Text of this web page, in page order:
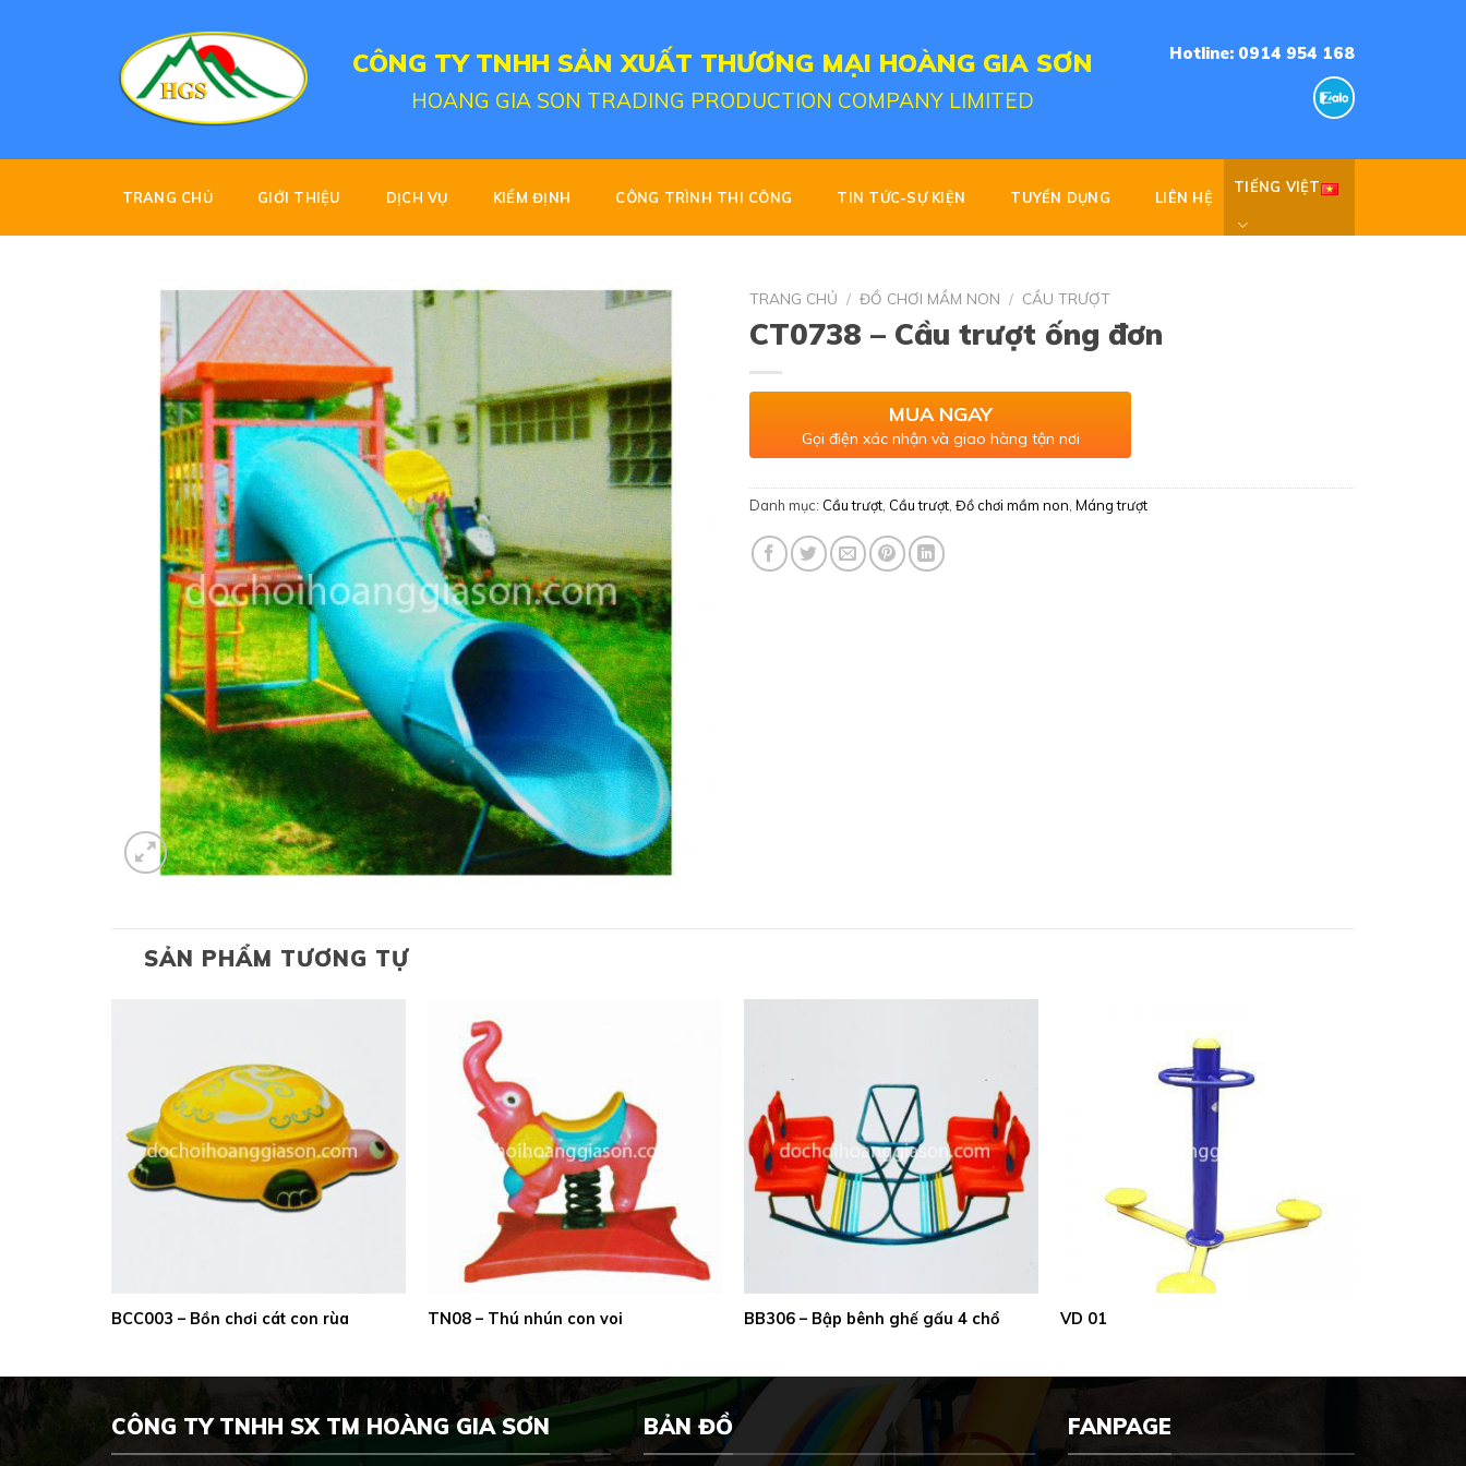
CÔNG TY TNHH SẢN XUẤT THƯƠNG MẠI HOÀNG GIA SƠN
HOANG GIA SON TRADING PRODUCTION COMPANY LIMITED
Hotline: 0914 954 168
TRANG CHỦ GIỚI THIỆU DỊCH VỤ KIỂM ĐỊNH CÔNG TRÌNH THI CÔNG TIN TỨC-SỰ KIỆN TUYỂN DỤNG LIÊN HỆ
TIẾNG VIỆT
TRANG CHỦ / ĐỒ CHƠI MẦM NON / CẦU TRƯỢT
CT0738 – Cầu trượt ống đơn
MUA NGAY
Gọi điện xác nhận và giao hàng tận nơi
Danh mục: Cầu trượt Cầu trượt Đồ chơi mầm non Máng trượt
SẢN PHẨM TƯƠNG TỰ
BCC003 – Bồn chơi cát con rùa TN08 – Thú nhún con voi BB306 – Bập bênh ghế gấu 4 chổ VD 01
CÔNG TY TNHH SX TM HOÀNG GIA SƠN BẢN ĐỒ FANPAGE